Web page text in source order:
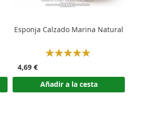
Esponja Calzado Marina Natural
Rating:
4,69 €
Añadir a la cesta